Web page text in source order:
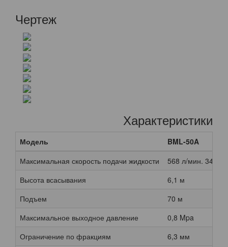
Чертеж
Характеристики
Модель
BML-50A
Максимальная скорость подачи жидкости
568 л/мин. 34 м3/
Высота всасывания
6,1 м
Подъем
70 м
Максимальное выходное давление
0,8 Mpa
Ограничение по фракциям
6,3 мм